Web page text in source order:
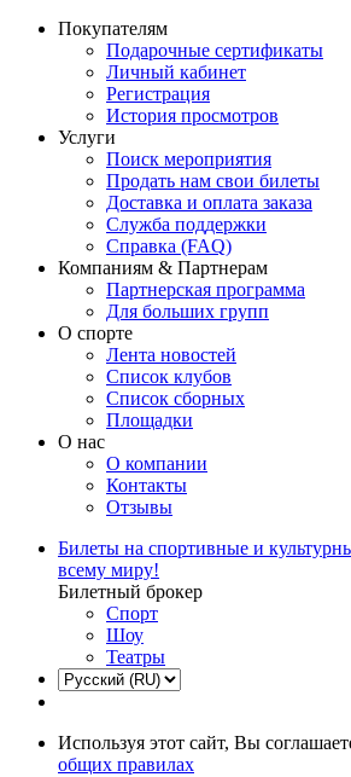
Покупателям
Подарочные сертификаты
Личный кабинет
Регистрация
История просмотров
Услуги
Поиск мероприятия
Продать нам свои билеты
Доставка и оплата заказа
Служба поддержки
Справка (FAQ)
Компаниям & Партнерам
Партнерская программа
Для больших групп
О спорте
Лента новостей
Список клубов
Список сборных
Площадки
О нас
О компании
Контакты
Отзывы
Билеты на спортивные и
всему миру!
Билетный брокер
Спорт
Шоу
Театры
Используя этот сайт, Вы
общих правилах